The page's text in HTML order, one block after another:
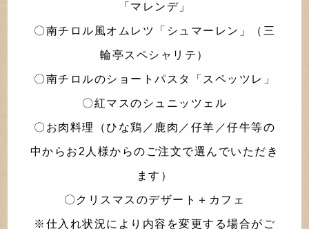
「マレンデ」
〇南チロル風オムレツ「シュマーレン」（三
輪亭スペシャリテ）
〇南チロルのショートパスタ「スペッツレ」
〇紅マスのシュニッツェル
〇お肉料理（ひな鶏／鹿肉／仔羊／仔牛等の
中からお2人様からのご注文で選んでいただき
ます）
〇クリスマスのデザート＋カフェ
※仕入れ状況により内容を変更する場合がご